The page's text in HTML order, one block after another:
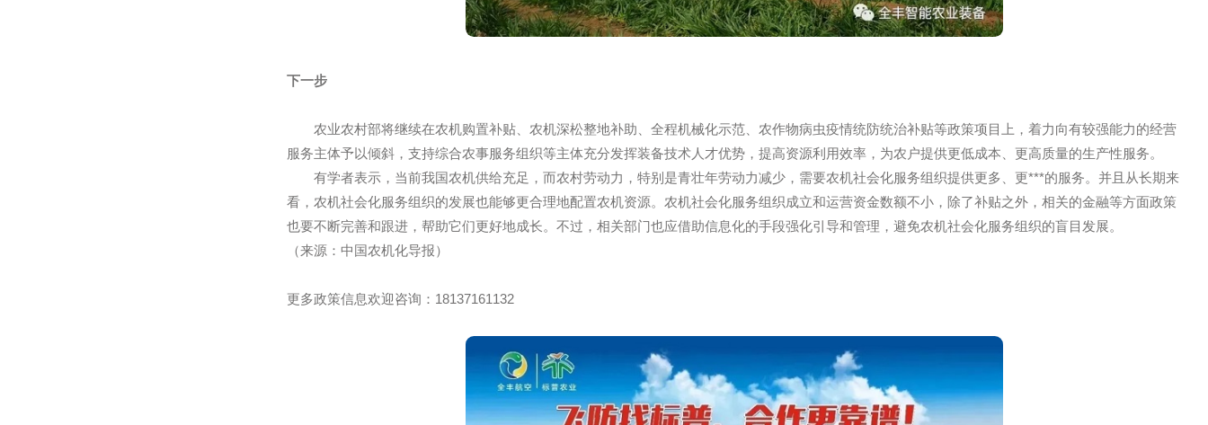
下一步
农业农村部将继续在农机购置补贴、农机深松整地补助、全程机械化示范、农作物病虫疫情统防统治补贴等政策项目上，着力向有较强
服务主体予以倾斜，支持综合农事服务组织等主体充分发挥装备技术人才优势，提高资源利用效率，为农户提供更低成本、更高质量的生
有学者表示，当前我国农机供给充足，而农村劳动力，特别是青壮年劳动力减少，需要农机社会化服务组织提供更多、更***的服务。